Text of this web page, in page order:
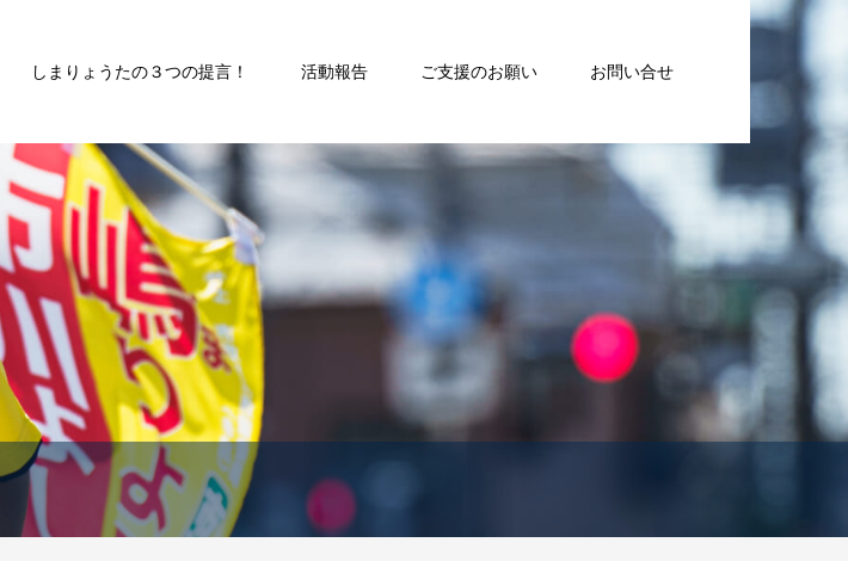
しまりょうたの３つの提言！ 活動報告 ご支援のお願い お問い合せ